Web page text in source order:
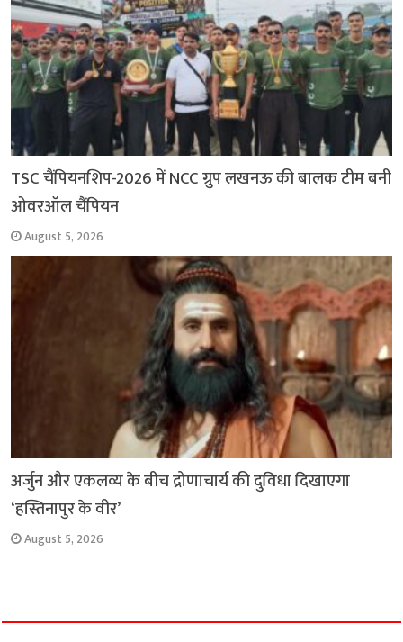
TSC चैंपियनशिप-2026 में NCC ग्रुप लखनऊ की बालक टीम बनी
ओवरऑल चैंपियन
August 5, 2026
अर्जुन और एकलव्य के बीच द्रोणाचार्य की दुविधा दिखाएगा
‘हस्तिनापुर के वीर’
August 5, 2026